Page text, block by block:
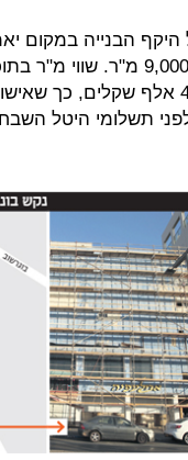
למתחם 9,000 מ"ר.
תשלומי היטל